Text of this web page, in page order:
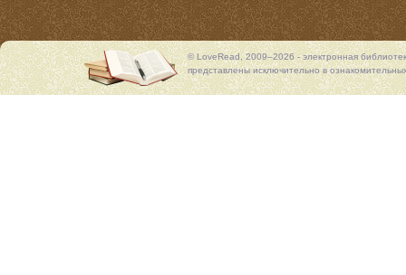
© LoveRead, 2009–2026 - электронная
представлены исключительно в